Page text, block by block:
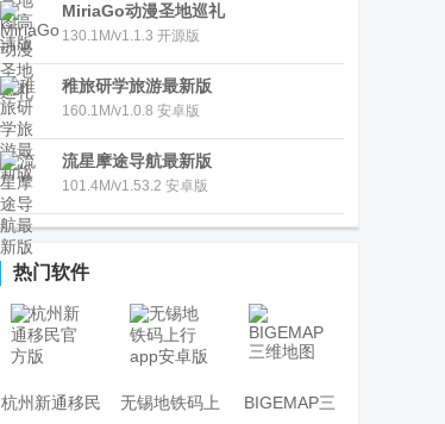
MiriaGo动漫圣地巡礼
130.1M/v1.1.3 开源版
稚旅研学旅游最新版
160.1M/v1.0.8 安卓版
流星摩途导航最新版
101.4M/v1.53.2 安卓版
热门软件
杭州新通移民
无锡地铁码上
BIGEMAP三